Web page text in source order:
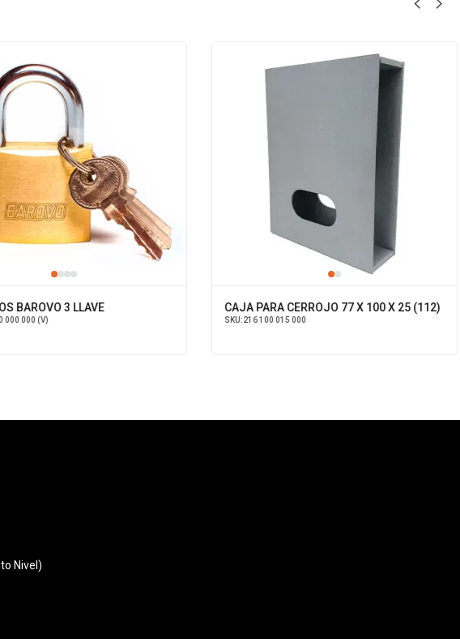
BAROVO 3 LLAVE
000 (V)
CAJA PARA CERROJO 77 X 100 X 25 (112)
SKU: 216 100 015 000
Nivel)